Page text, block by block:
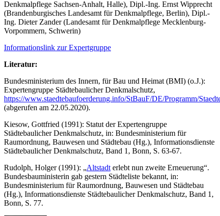
Denkmalpflege Sachsen-Anhalt, Halle), Dipl.-Ing. Ernst Wipprecht
(Brandenburgisches Landesamt für Denkmalpflege, Berlin), Dipl.-
Ing. Dieter Zander (Landesamt für Denkmalpflege Mecklenburg-
Vorpommern, Schwerin)
Informationslink zur Expertgruppe
Literatur:
Bundesministerium des Innern, für Bau und Heimat (BMI) (o.J.):
Expertengruppe Städtebaulicher Denkmalschutz,
https://www.staedtebaufoerderung.info/StBauF/DE/Programm/
(abgerufen am 22.05.2020).
Kiesow, Gottfried (1991): Statut der Expertengruppe
Städtebaulicher Denkmalschutz, in: Bundesministerium für
Raumordnung, Bauwesen und Städtebau (Hg.), Informationsdienste
Städtebaulicher Denkmalschutz, Band 1, Bonn, S. 63-67.
Rudolph, Holger (1991): „Altstadt erlebt nun zweite Erneuerung“.
Bundesbauministerin gab gestern Städteliste bekannt, in:
Bundesministerium für Raumordnung, Bauwesen und Städtebau
(Hg.), Informationsdienste Städtebaulicher Denkmalschutz, Band 1,
Bonn, S. 77.